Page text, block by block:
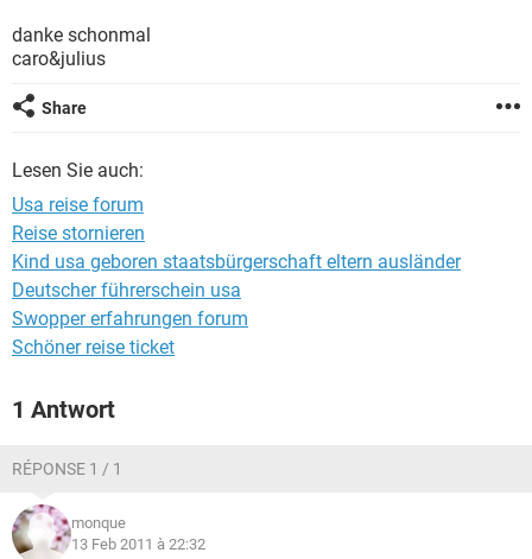
danke schonmal
caro&julius
Share
Lesen Sie auch:
Usa reise forum
Reise stornieren
Kind usa geboren staatsbürgerschaft eltern ausländer
Deutscher führerschein usa
Swopper erfahrungen forum
Schöner reise ticket
1 Antwort
RÉPONSE 1 / 1
monque
13 Feb 2011 à 22:32